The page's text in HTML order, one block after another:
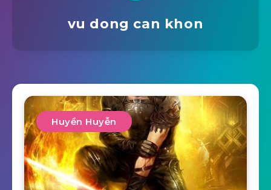
vu dong can khon
Huyền Huyễn